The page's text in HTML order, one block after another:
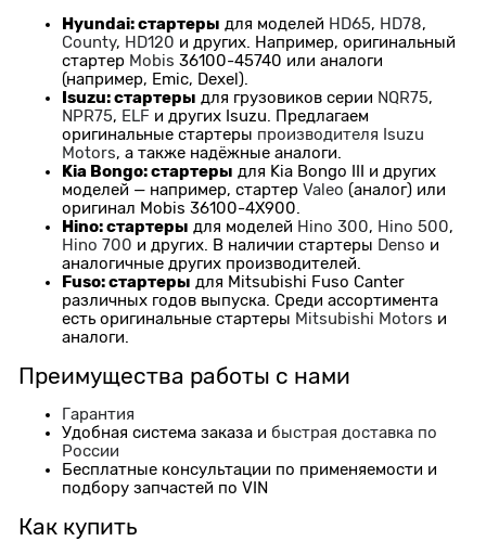
Hyundai: стартеры для моделей HD65, HD78,
County, HD120 и других. Например, оригинальный
стартер Mobis 36100-45740 или аналоги
(например, Emic, Dexel).
Isuzu: стартеры для грузовиков серии NQR75,
NPR75, ELF и других Isuzu. Предлагаем
оригинальные стартеры производителя Isuzu
Motors, а также надёжные аналоги.
Kia Bongo: стартеры для Kia Bongo III и других
моделей — например, стартерValeo (аналог) или
оригинал Mobis 36100-4X900.
Hino: стартеры для моделей Hino 300, Hino 500,
Hino 700 и других. В наличии стартеры Denso и
аналогичные других производителей.
Fuso: стартеры для Mitsubishi Fuso Canter
различных годов выпуска. Среди ассортимента
есть оригинальные стартеры Mitsubishi Motors и
аналоги.
Преимущества работы с нами
Гарантия
Удобная система заказа ибыстрая доставка по
России
Бесплатные консультации по применяемости и
подбору запчастей по VIN
Как купить